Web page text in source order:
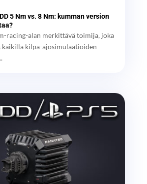
5 Nm vs. 8 Nm: kumman version
racing-alan merkittävä toimija, joka
kaikilla kilpa-ajosimulaatioiden